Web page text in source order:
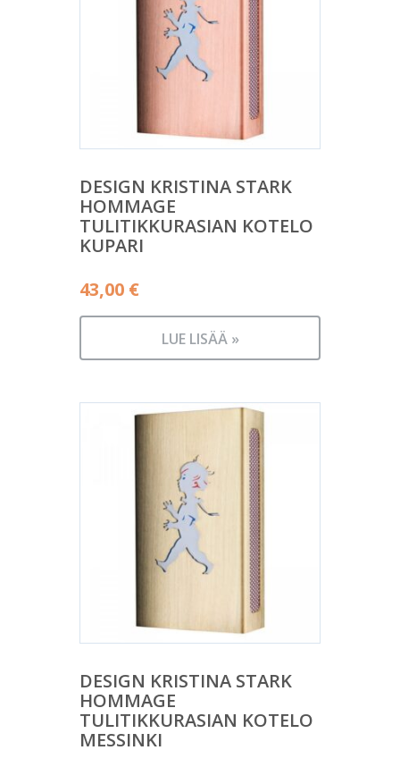
DESIGN KRISTINA STARK
HOMMAGE
TULITIKKURASIAN KOTELO
KUPARI
43,00 €
LUE LISÄÄ »
DESIGN KRISTINA STARK
HOMMAGE
TULITIKKURASIAN KOTELO
MESSINKI